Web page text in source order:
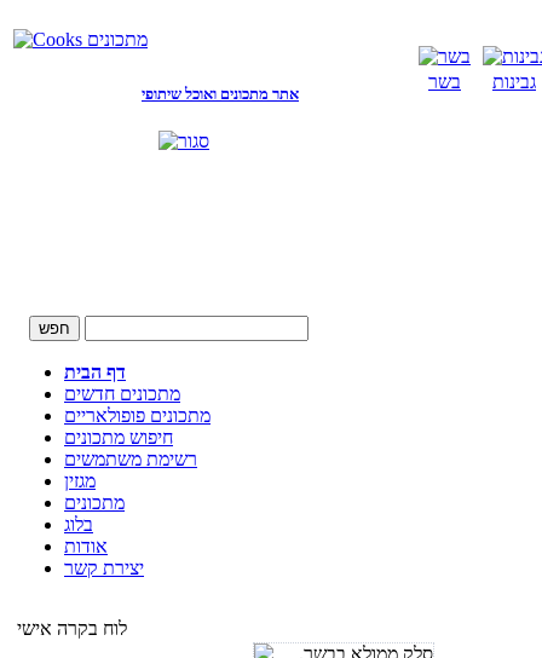
אתר מתכונים ואוכל שיתופי
בשר גבינות
דף הבית
מתכונים חדשים
מתכונים פופולאריים
חיפוש מתכונים
רשימת משתמשים
מגזין
מתכונים
בלוג
אודות
יצירת קשר
לוח בקרה אישי